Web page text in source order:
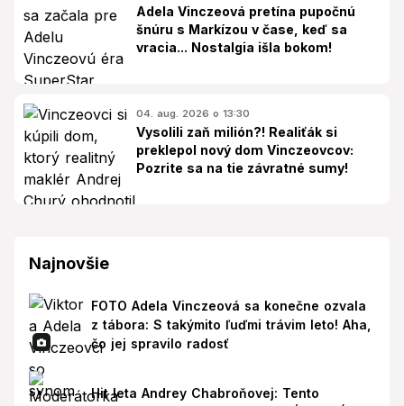
Adela Vinczeová pretína pupočnú
šnúru s Markízou v čase, keď sa
vracia... Nostalgia išla bokom!
04. aug. 2026 o 13:30
Vysolili zaň milión?! Realiťák si
preklepol nový dom Vinczeovcov:
Pozrite sa na tie závratné sumy!
Najnovšie
FOTO Adela Vinczeová sa konečne ozvala
z tábora: S takýmito ľuďmi trávim leto! Aha,
čo jej spravilo radosť
Hit leta Andrey Chabroňovej: Tento